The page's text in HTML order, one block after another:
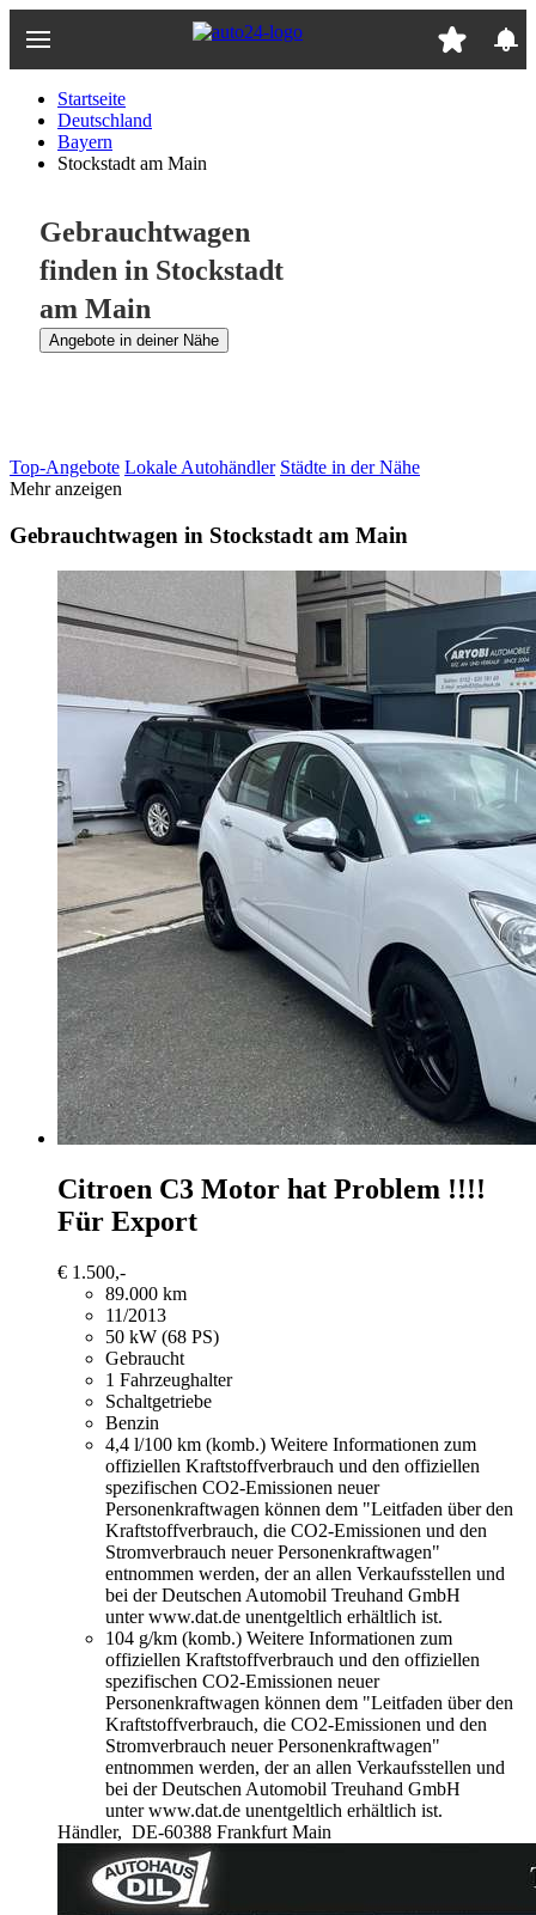
Hauptinhalt
Startseite
Deutschland
Bayern
Stockstadt am Main
Gebrauchtwagen
finden in Stockstadt
am Main
Angebote in deiner Nähe
Top-Angebote Lokale Autohändler Städte in der Nähe
Mehr anzeigen
Gebrauchtwagen in Stockstadt am Main
Citroen C3 Motor hat Problem !!!!
Für Export
€ 1.500,-
89.000 km
11/2013
50 kW (68 PS)
Gebraucht
1 Fahrzeughalter
Schaltgetriebe
Benzin
4,4 l/100 km (komb.) Weitere Informationen zum
offiziellen Kraftstoffverbrauch und den offiziellen
spezifischen CO2-Emissionen neuer
Personenkraftwagen können dem "Leitfaden über den
Kraftstoffverbrauch, die CO2-Emissionen und den
Stromverbrauch neuer Personenkraftwagen"
entnommen werden, der an allen Verkaufsstellen und
bei der Deutschen Automobil Treuhand GmbH
unter www.dat.de unentgeltlich erhältlich ist.
104 g/km (komb.) Weitere Informationen zum
offiziellen Kraftstoffverbrauch und den offiziellen
spezifischen CO2-Emissionen neuer
Personenkraftwagen können dem "Leitfaden über den
Kraftstoffverbrauch, die CO2-Emissionen und den
Stromverbrauch neuer Personenkraftwagen"
entnommen werden, der an allen Verkaufsstellen und
bei der Deutschen Automobil Treuhand GmbH
unter www.dat.de unentgeltlich erhältlich ist.
Händler, DE-60388 Frankfurt Main